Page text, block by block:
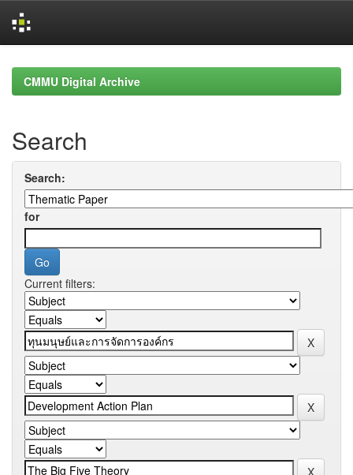
navigationCMMU Digital Archive
Search
Search:
for
Current filters: